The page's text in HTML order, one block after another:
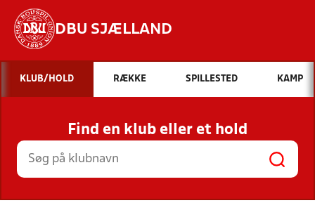
DBU SJÆLLAND
Hvad vil du søge efter?
INDHOLD OG NYHEDER
STILLINGER, RESULTATER, KLUBBER OG
HOLD
KLUB/HOLD RÆKKE SPILLESTED KAMP
Find en klub eller et hold